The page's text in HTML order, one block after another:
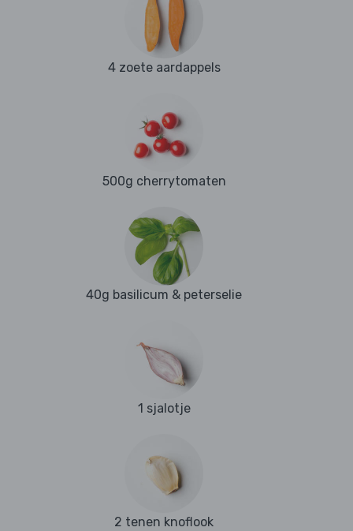
4 zoete aardappels
500g cherrytomaten
40g basilicum & peterselie
1 sjalotje
2 tenen knoflook